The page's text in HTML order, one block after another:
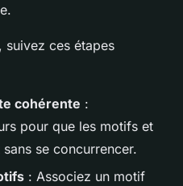
suivez ces étapes
cohérente :
pour que les motifs et
sans se concurrencer.
: Associez un motif